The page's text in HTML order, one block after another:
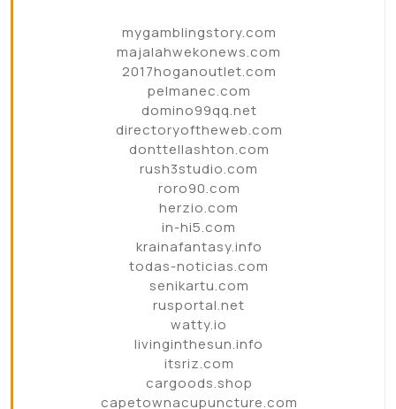
mygamblingstory.com
majalahwekonews.com
2017hoganoutlet.com
pelmanec.com
domino99qq.net
directoryoftheweb.com
donttellashton.com
rush3studio.com
roro90.com
herzio.com
in-hi5.com
krainafantasy.info
todas-noticias.com
senikartu.com
rusportal.net
watty.io
livinginthesun.info
itsriz.com
cargoods.shop
capetownacupuncture.com